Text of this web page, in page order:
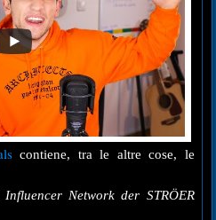
contiene, tra le altre cose, le
Network der STRÖER